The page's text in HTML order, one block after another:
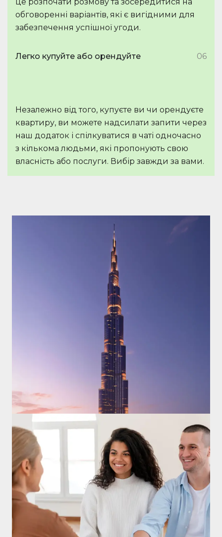
обговоренні варіантів, які є вигідними для
забезпечення успішної угоди.
Легко купуйте або орендуйте 06
Незалежно від того, купуєте ви чи орендуєте
квартиру, ви можете надсилати запити через
наш додаток і спілкуватися в чаті одночасно
з кількома людьми, які пропонують свою
власність або послуги. Вибір завжди за вами.